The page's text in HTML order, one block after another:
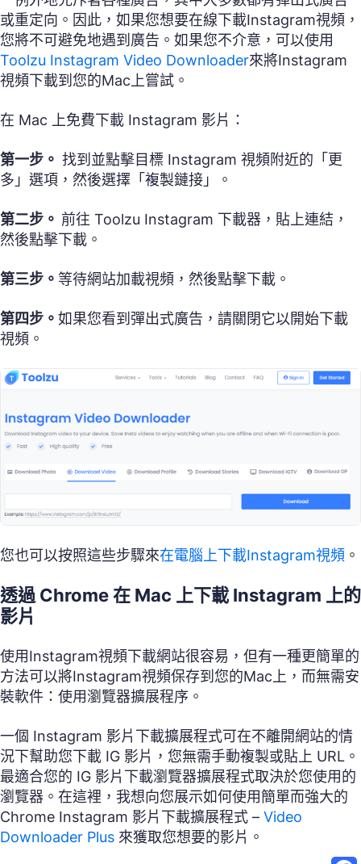
或重定向。因此，如果您想要在線下載Instagram視頻，
您將不可避免地遇到廣告。如果您不介意，可以使用
Toolzu Instagram Video Downloader來將Instagram
視頻下載到您的Mac上嘗試。
在 Mac 上免費下載 Instagram 影片：
第一步。 找到並點擊目標 Instagram 視頻附近的「更
多」選項，然後選擇「複製鏈接」。
第二步。 前往 Toolzu Instagram 下載器，貼上連結，
然後點擊下載。
第三步。 等待網站加載視頻，然後點擊下載。
第四步。 如果您看到彈出式廣告，請關閉它以開始下載
視頻。
您也可以按照這些步驟來在電腦上下載Instagram視頻 。
透過 Chrome 在 Mac 上下載 Instagram 上的
影片
使用Instagram視頻下載網站很容易，但有一種更簡單的
方法可以將Instagram視頻保存到您的Mac上，而無需安
裝軟件：使用瀏覽器擴展程序。
一個 Instagram 影片下載擴展程式可在不離開網站的情
況下幫助您下載 IG 影片，您無需手動複製或貼上 URL。
最適合您的 IG 影片下載瀏覽器擴展程式取決於您使用的
瀏覽器。在這裡，我想向您展示如何使用簡單而強大的
Chrome Instagram 影片下載擴展程式 – Video
Downloader Plus 來獲取您想要的影片。